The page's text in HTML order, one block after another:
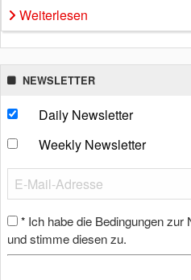
Weiterlesen
NEWSLETTER
Daily Newsletter
Weekly Newsletter
* Ich habe die Bedingungen
und stimme diesen zu.